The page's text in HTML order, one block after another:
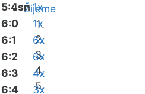
Žijeme
5:4sn 1x
6:0
1x
6:1
6x
6:2
6x
6:3
4x
6:4
3x